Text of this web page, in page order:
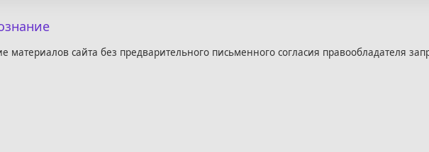
сайта без предварительного письменного согласия правообладателя